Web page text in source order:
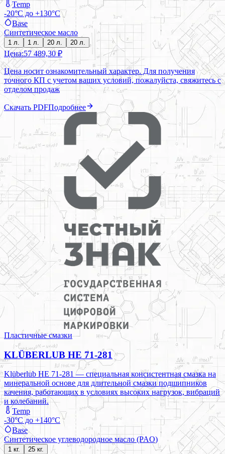
Temp
-20°C до +130°C
Base
Синтетическое масло
1 л. 1 л. 20 л. 20 л.
Цена:57 489,30 ₽
Цена носит ознакомительный характер. Для получения
точного КП с учетом ваших условий, пожалуйста, свяжитесь с
отделом продаж
Скачать PDFПодробнее
Пластичные смазки
KLÜBERLUB HE 71-281
Klüberlub HE 71-281 — специальная консистентная смазка на
минеральной основе для длительной смазки подшипников
качения, работающих в условиях высоких нагрузок, вибраций
и колебаний.
Temp
-30°C до +140°C
Base
Синтетическое углеводородное масло (PAO)
1 кг. 25 кг.